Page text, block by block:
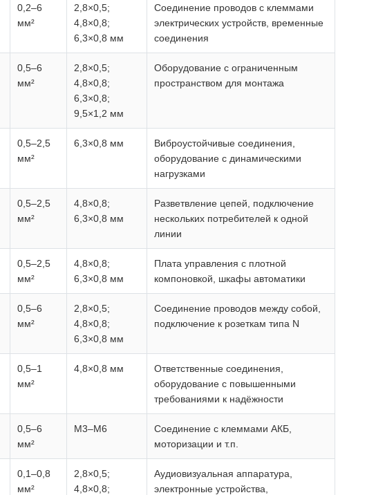
0,2–6
мм²
2,8×0,5;
4,8×0,8;
6,3×0,8 мм
Соединение проводов с клеммами
электрических устройств, временные
соединения
0,5–6
мм²
2,8×0,5;
4,8×0,8;
6,3×0,8;
9,5×1,2 мм
Оборудование с ограниченным
пространством для монтажа
0,5–2,5
мм²
6,3×0,8 мм
Виброустойчивые соединения,
оборудование с динамическими
нагрузками
0,5–2,5
мм²
4,8×0,8;
6,3×0,8 мм
Разветвление цепей, подключение
нескольких потребителей к одной
линии
0,5–2,5
мм²
4,8×0,8;
6,3×0,8 мм
Плата управления с плотной
компоновкой, шкафы автоматики
0,5–6
мм²
2,8×0,5;
4,8×0,8;
6,3×0,8 мм
Соединение проводов между собой,
подключение к розеткам типа N
0,5–1
мм²
4,8×0,8 мм
Ответственные соединения,
оборудование с повышенными
требованиями к надёжности
0,5–6
мм²
М3–М6
Соединение с клеммами АКБ,
моторизации и т.п.
0,1–0,8
мм²
2,8×0,5;
4,8×0,8;
Аудиовизуальная аппаратура,
электронные устройства,